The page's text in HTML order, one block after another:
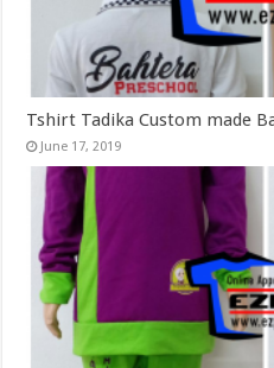
Tshirt Tadika Custom made
June 17, 2019